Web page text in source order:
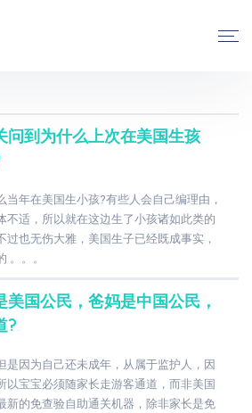
问到为什么上次在美国生孩
当年在美国生小孩?有些人会自己编理由，
不适，所以就在这边生了小孩诸如此类的
过也无伤大雅，美国生子已经既成事实，
。。。
美国公民，爸妈是中国公民，
?
是因为自己还未成年，从属于监护人，因
以宝宝必须随家长走游客通道，而非美国
新的免查验自助通关机器，除非家长是免